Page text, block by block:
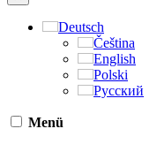
Deutsch
Čeština
English
Polski
Русский
Menü